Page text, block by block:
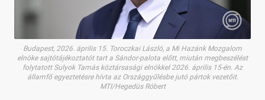
Budapest, 2026. április 15. Toroczkai László, a Mi Hazánk Mozgalom
elnöke sajtótájékoztatót tart a Sándor-palota előtt, miután megbeszélést
folytatott Sulyok Tamás köztársasági elnökkel 2026. április 15-én. Az
államfő egyeztetésre hívta az Országgyűlésbe jutó pártok vezetőit.
MTI/Hegedüs Róbert